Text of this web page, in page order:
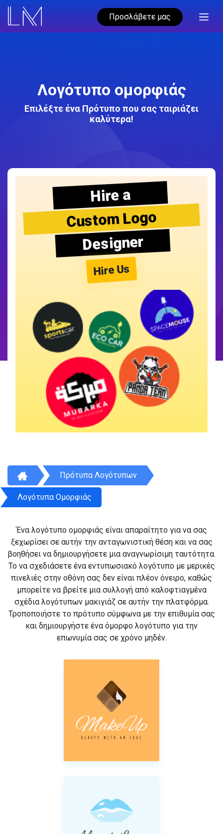
Προσλάβετε μας
Λογότυπο ομορφιάς
Επιλέξτε ένα Πρότυπο που σας ταιριάζει
καλύτερα!
Hire a
Custom Logo
Designer
Hire Us
Πρότυπα Λογότυπων
Λογότυπα Ομορφιάς
Ένα λογότυπο ομορφιάς είναι απαραίτητο για να σας
ξεχωρίσει σε αυτήν την ανταγωνιστική θέση και να σας
βοηθήσει να δημιουργήσετε μια αναγνωρίσιμη ταυτότητα.
Το να σχεδιάσετε ένα εντυπωσιακό λογότυπο με μερικές
πινελιές στην οθόνη σας δεν είναι πλέον όνειρο, καθώς
μπορείτε να βρείτε μια συλλογή από καλοφτιαγμένα
σχέδια λογότυπων μακιγιάζ σε αυτήν την πλατφόρμα.
Τροποποιήστε το πρότυπο σύμφωνα με την επιθυμία σας
και δημιουργήστε ένα όμορφο λογότυπο για την
επωνυμία σας σε χρόνο μηδέν.